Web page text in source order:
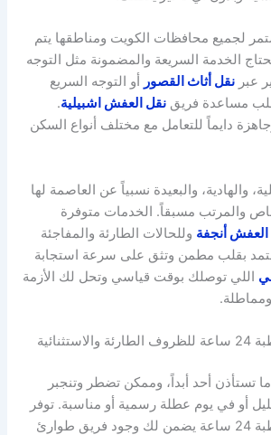
لجميع محافظات الكويت ومناطقها يتم
الخدمة السريعة والمضمونة مثل التوجه
عبرنقل أثاث القصور
أو التوجه السريع
مساعدة فريقنقل العفش اشبيلية.
دايماً للتعامل مع مختلف أنواع السكن
والهادية، والبعيدة نسبياً عن العاصمة لها
والمرتب مسبقاً. الخدمات متوفرة
العفش أنجفة وللحالات الطارئة والمفاجئة
بقلب مطمن وتثق على سرعة استجابة
اللي توصلك بوقت قياسي وتحل لك الأزمة
تستأذن أحد أبداً، وممكن تضطر وتنجبر
أو في يوم عطلة رسمية أو مناسبة. توفر
خدمة نقل عفش قرطبة 24 ساعة يضمن لك وجود فريق طوارئ